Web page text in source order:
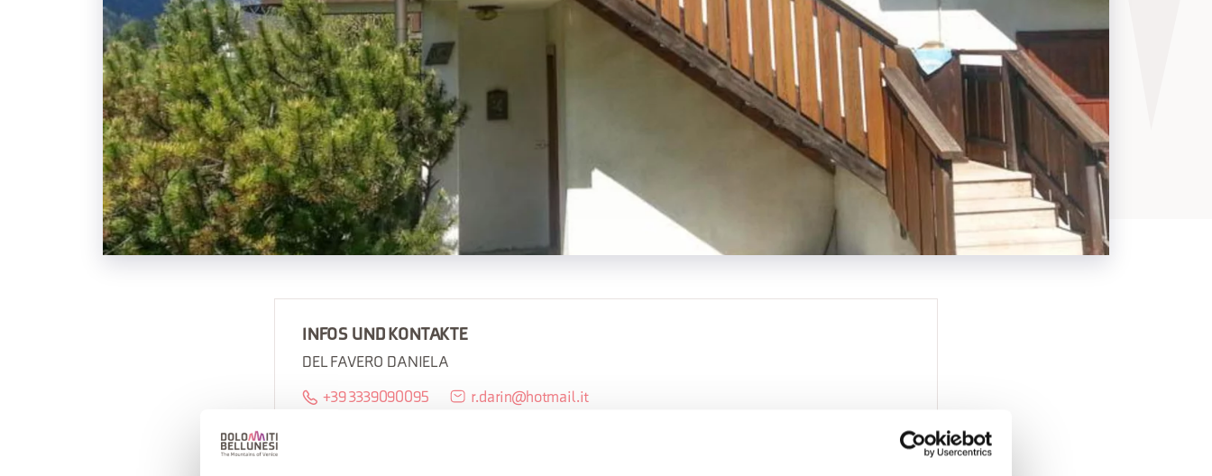
INFOS UND KONTAKTE
DEL FAVERO DANIELA
+39 3339090095 r.darin@hotmail.it